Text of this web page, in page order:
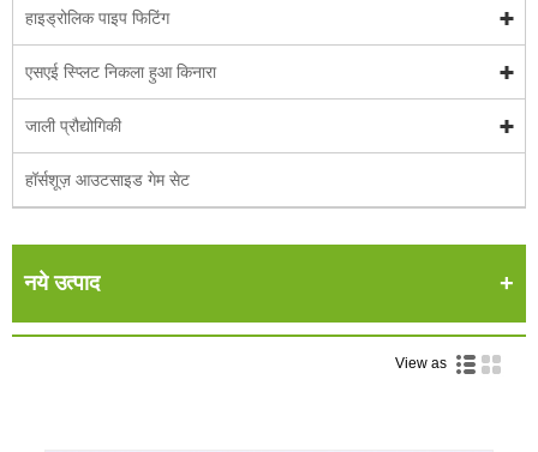
हाइड्रोलिक पाइप फिटिंग
एसएई स्प्लिट निकला हुआ किनारा
जाली प्रौद्योगिकी
हॉर्सशूज़ आउटसाइड गेम सेट
नये उत्पाद
View as